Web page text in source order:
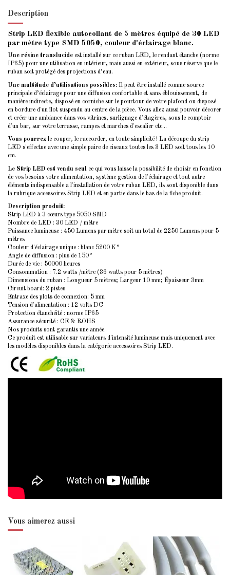
Description
Strip LED flexible autocollant de 5 mètres équipé de 30 LED
par mètre type SMD 5050, couleur d'éclairage blanc.
Une résine translucide est installé sur ce ruban LED, le rendant étanche (norme
IP65) pour une utilisation en intérieur, mais aussi en extérieur, sous réserve que le
ruban soit protégé des projections d’eau.
Une multitude d’utilisations possibles: Il peut être installé comme source
principale d’éclairage pour une diffusion confortable et sans éblouissement, de
manière indirecte, disposé en corniche sur le pourtour de votre plafond ou disposé
en bordure d'un îlot suspendu au centre de la pièce. Vous allez aussi pouvoir décorer
et créer une ambiance dans vos vitrines, surlignage d'étagères, sous le comptoir
d'un bar, sur votre terrasse, rampes et marches d'escalier etc...
Vous pourrez le couper, le raccorder, en toute simplicité ! La découpe du strip
LED s'effectue avec une simple paire de ciseaux toutes les 3 LED soit tous les 10
cm.
Le Strip LED est vendu seul ce qui vous laisse la possibilité de choisir en fonction
de vos besoins votre alimentation, système gestion de l'éclairage et tout autre
éléments indispensable a l'installation de votre ruban LED, ils sont disponible dans
la rubrique accessoires Strip LED et en partie dans le bas de la fiche produit.
Description produit:
Strip LED à 3 cœurs type 5050 SMD
Nombre de LED : 30 LED / mètre
Puissance lumineuse : 450 Lumens par mètre soit un total de 2250 Lumens pour 5
mètres
Couleur d'éclairage unique : blanc 5200 K°
Angle de diffusion : plus de 150°
Durée de vie : 50000 heures
Consommation : 7.2 watts /mètre (36 watts pour 5 mètres)
Dimensions du ruban : Longueur 5 mètres; Largeur 10 mm; Épaisseur 3mm
Circuit board: 2 pistes
Entraxe des plots de connexion: 5 mm
Tension d'alimentation : 12 volts DC
Protection étanchéité : norme IP65
Assurance sécurité : CE & ROHS
Nos produits sont garantis une année.
Ce produit est utilisable sur variateurs d'intensité lumineuse mais uniquement avec
les modèles disponibles dans la catégorie accessoires Strip LED.
Vous aimerez aussi